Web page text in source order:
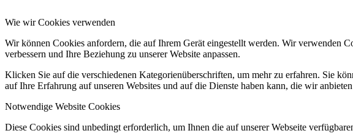
Wie wir Cookies verwenden
Wir können Cookies anfordern, die auf Ihrem Gerät eingestellt werden. Wir verwenden
verbessern und Ihre Beziehung zu unserer Website anpassen.
Klicken Sie auf die verschiedenen Kategorienüberschriften, um mehr zu erfahren. Sie
auf Ihre Erfahrung auf unseren Websites und auf die Dienste haben kann, die wir
Notwendige Website Cookies
Diese Cookies sind unbedingt erforderlich, um Ihnen die auf unserer Webseite